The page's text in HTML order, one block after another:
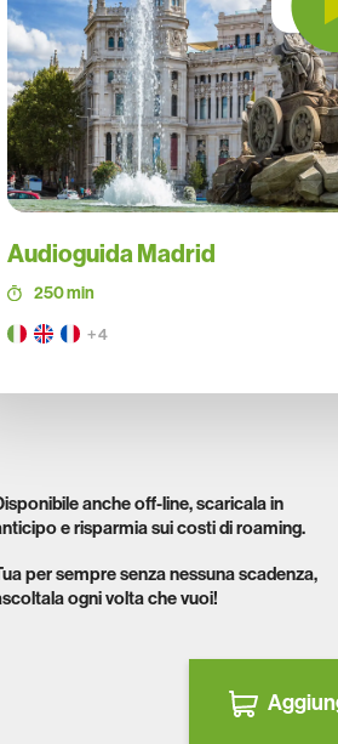
Audioguida Madrid
250 min
+ 4
anche off-line, scaricala in
e risparmia sui costi di roaming.
per sempre senza nessuna scadenza,
ogni volta che vuoi!